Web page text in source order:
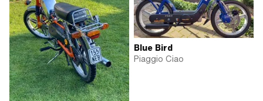
Blue Bird
Piaggio Ciao